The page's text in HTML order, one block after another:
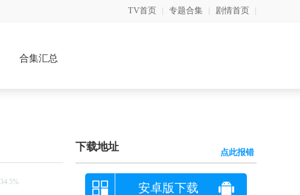
TV首页 专题合集 剧情首页
合集汇总
34.5%
下载地址 点此报错
安卓版下载